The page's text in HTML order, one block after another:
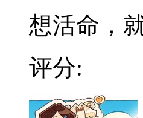
想活命，
评分: